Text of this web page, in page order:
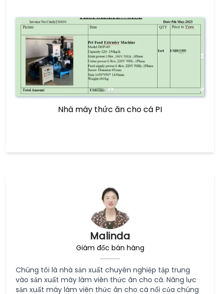
Malinda
Giám đốc bán hàng
Chúng tôi là nhà sản xuất chuyên nghiệp tập trung
vào sản xuất máy làm viên thức ăn cho cá. Năng lực
sản xuất máy làm viên thức ăn cho cá nổi của chúng
Nhà máy thức ăn cho cá PI